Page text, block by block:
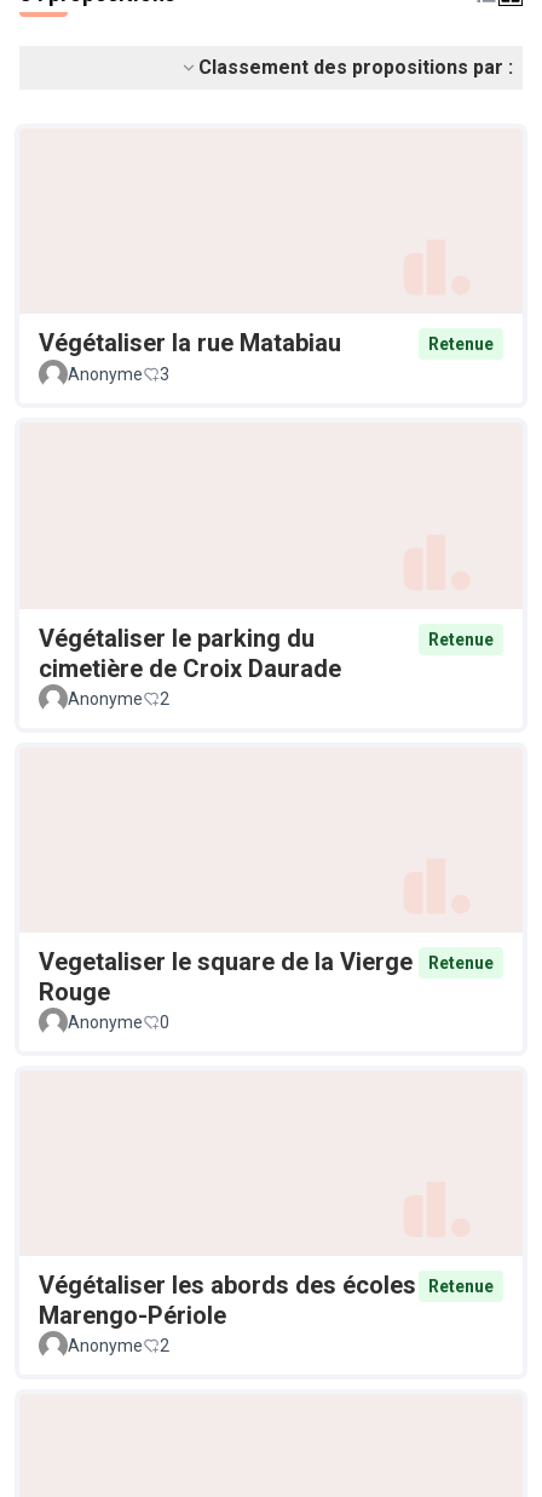
Classement des propositions par :
Végétaliser la rue Matabiau
Retenue
Anonyme
3
Végétaliser le parking du
cimetière de Croix Daurade
Retenue
Anonyme 2
Vegetaliser le square de la Vierge
Rouge
Retenue
Anonyme 0
Végétaliser les abords des écoles
Marengo-Périole
Retenue
Anonyme 2